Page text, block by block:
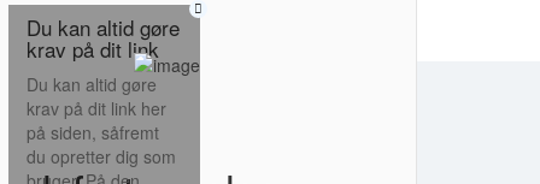
Du kan altid gøre
krav på dit link
Du kan altid gøre
krav på dit link her
på siden, såfremt
du opretter dig som